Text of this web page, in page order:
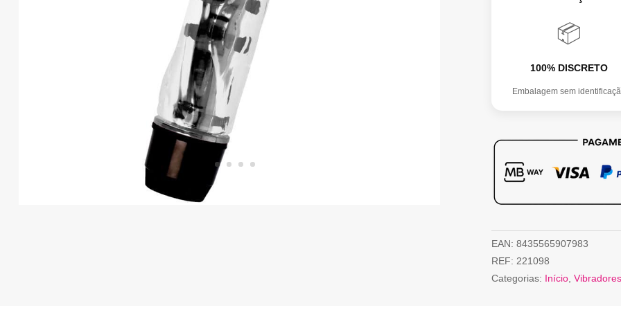
📦
100% DISCRETO
Embalagem sem
EAN: 8435565907983
REF: 221098
Categorias: Início, Vibradores